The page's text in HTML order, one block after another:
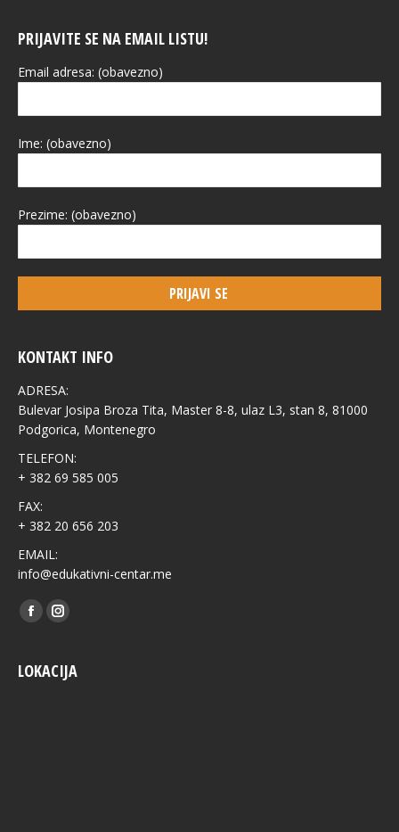
PRIJAVITE SE NA EMAIL LISTU!
Email adresa: (obavezno)
Ime: (obavezno)
Prezime: (obavezno)
KONTAKT INFO
ADRESA:
Bulevar Josipa Broza Tita, Master 8-8, ulaz L3, stan 8, 81000
Podgorica, Montenegro
TELEFON:
+ 382 69 585 005
FAX:
+ 382 20 656 203
EMAIL:
info@edukativni-centar.me
Find us on:
FacebookInstagram
LOKACIJA